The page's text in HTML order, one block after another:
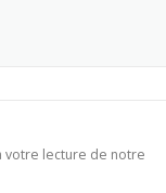
votre lecture de notre